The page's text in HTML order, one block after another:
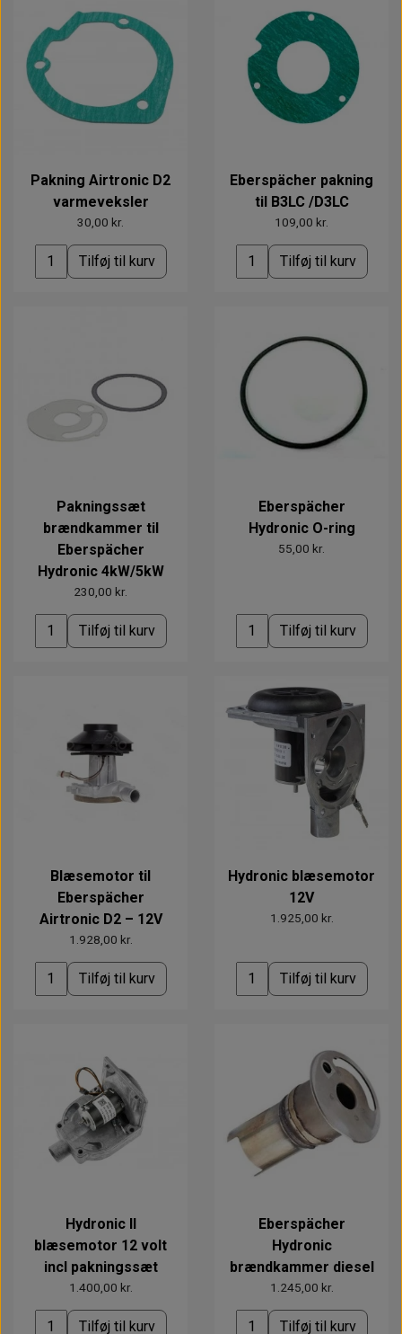
Pakning Airtronic D2
varmeveksler
30,00 kr.
Tilføj til kurv
Eberspächer pakning
til B3LC /D3LC
109,00 kr.
Tilføj til kurv
Pakningssæt
brændkammer til
Eberspächer
Hydronic 4kW/5kW
230,00 kr.
Tilføj til kurv
Eberspächer
Hydronic O-ring
55,00 kr.
Tilføj til kurv
Blæsemotor til
Eberspächer
Airtronic D2 – 12V
1.928,00 kr.
Tilføj til kurv
Hydronic blæsemotor
12V
1.925,00 kr.
Tilføj til kurv
Hydronic II
blæsemotor 12 volt
incl pakningssæt
1.400,00 kr.
Tilføj til kurv
Eberspächer
Hydronic
brændkammer diesel
1.245,00 kr.
Tilføj til kurv